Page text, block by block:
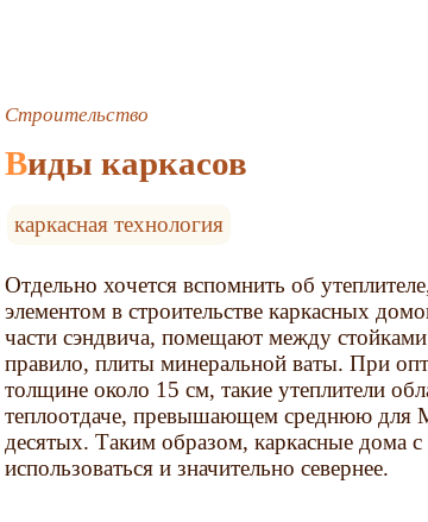
Строительство
Виды каркасов
каркасная технология
Отдельно хочется вспомнить об
элементом в строительстве каркасных
части сэндвича, помещают между
правило, плиты минеральной ваты. При
толщине около 15 см, такие утеплители
теплоотдаче, превышающем среднюю для
десятых. Таким образом, каркасные дома
использоваться и значительно севернее.